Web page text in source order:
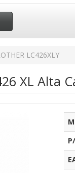
LC426XLY
XL Alta